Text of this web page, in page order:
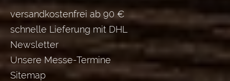
versandkostenfrei ab 90 €
schnelle Lieferung mit DHL
Newsletter
Unsere Messe-Termine
Sitemap